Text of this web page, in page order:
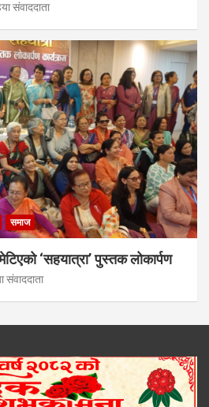
संवाददाता
समाज
‘सहयात्रा’ पुस्तक लोकार्पण
संवाददाता